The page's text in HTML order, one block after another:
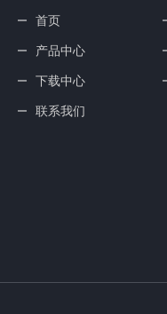
首页
产品中心
下载中心
联系我们